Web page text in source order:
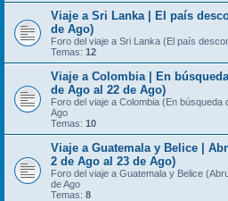
Viaje a Sri Lanka | El país
de Ago)
Foro del viaje a Sri Lanka (El país
Temas: 12
Viaje a Colombia | En
de Ago al 22 de Ago)
Foro del viaje a Colombia (En
Ago
Temas: 10
Viaje a Guatemala y Belice |
2 de Ago al 23 de Ago)
Foro del viaje a Guatemala y Belice
de Ago
Temas: 8